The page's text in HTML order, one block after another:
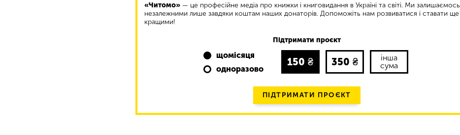
«Читомо» — це професійне медіа про книжки і книговидання в Україні та світі. Ми залишаємось
незалежними лише завдяки коштам наших донаторів. Допоможіть нам розвиватися і ставати ще
кращими!
Підтримати проєкт
щомісяця
одноразово
150 ₴ 350 ₴
інша
сума
ПІДТРИМАТИ ПРОЄКТ